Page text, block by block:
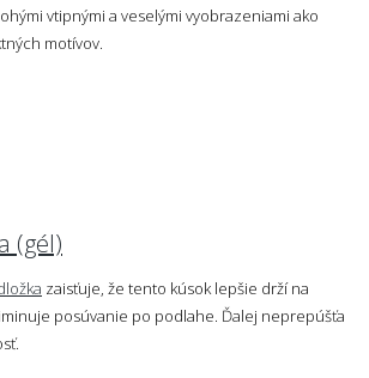
vtipnými a veselými vyobrazeniami ako
motívov.
(gél)
zaisťuje, že tento kúsok lepšie drží na
posúvanie po podlahe. Ďalej neprepúšťa